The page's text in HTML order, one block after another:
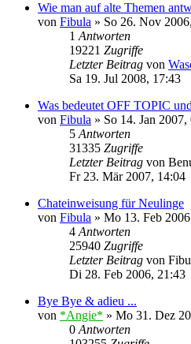
Wie man auf alte Themen
von Fibula » So 26. Nov
1 Antworten
19221 Zugriffe
Letzter Beitrag von
Sa 19. Jul 2008, 17:43
Was bedeutet OFF TOPIC
von Fibula » So 14. Jan 2007,
5 Antworten
31335 Zugriffe
Letzter Beitrag von
Fr 23. Mär 2007, 14:04
Chateinweisung für Neulinge
von Fibula » Mo 13. Feb
4 Antworten
25940 Zugriffe
Letzter Beitrag von
Di 28. Feb 2006, 21:43
Bye Bye & adieu ...
von *Angie* » Mo 31. Dez
0 Antworten